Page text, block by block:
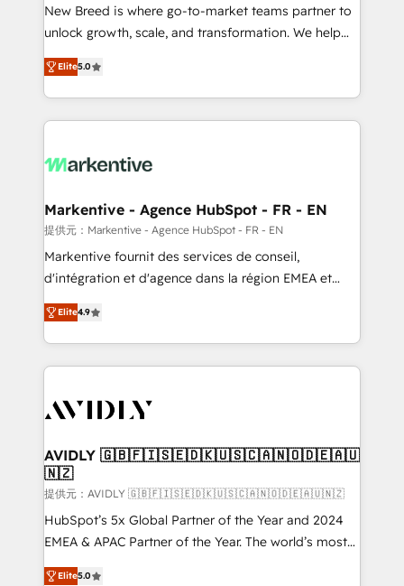
Marketo・Pardot等からの移行、カスタム設計、履歴
データ移行と活用設計まで。 ▸ AEO対応：ChatGPT・
ンツとサイト構造を最適化。 🏆 なぜ100incを選ぶの
か？ ✓ HubSpot Eliteパートナー認定 ✓ HubSpotアワ
ード受賞・HUGリーダー ✓ ISO27001:2022 /
HubSpot大百科 出版 CRM・AI活用に関するご相談、現
せください。
to automate growth. 🏆 Elite Excellence - 8 platform
accreditations and deep HIPAA-compliance
expertise. - A team of 250+ experts dedicated to
your resilient growth.
New Breed is where go-to-market teams partner to
unlock growth, scale, and transformation. We help
companies activate HubSpot’s AI-powered
customer platform and operationalize HubSpot’s
Loop Marketing framework through expert-led
services, smart agents, and purpose-built apps,
results, fast. ⚙️CRM & RevOps: Align all Hubs to your
🎯Demand Gen & ABM: Drive pipeline with inbound,
ABM, AEO, SEO, & paid media. 👩‍💻Web Design:
Build high-performing websites with UX, messaging,
& conversion strategy that drive results. 🤖AI
AI, & maximize AEO with tailored AI services. 🧩
Integrations: Extend HubSpot with custom
Elite5.0
Markentive - Agence HubSpot - FR - EN
提供元：Markentive - Agence HubSpot - FR - EN
Markentive fournit des services de conseil,
d'intégration et d'agence dans la région EMEA et
North America. Avec plus de 115 experts en
marketing automation, Growth, Revops, CRM et
webdesign. Markentive is both a consulting firm, a
digital agency and an integrator. With over 115
CRM and webdesign (We focus on EMEA - USA
Elite4.9
AVIDLY 🇬🇧🇫🇮🇸🇪🇩🇰🇺🇸🇨🇦🇳🇴🇩🇪🇦🇺
🇳🇿
提供元：AVIDLY 🇬🇧🇫🇮🇸🇪🇩🇰🇺🇸🇨🇦🇳🇴🇩🇪🇦🇺🇳🇿
HubSpot’s 5x Global Partner of the Year and 2024
EMEA & APAC Partner of the Year. The world’s most
experienced and fully accredited HubSpot Solutions
Elite5.0